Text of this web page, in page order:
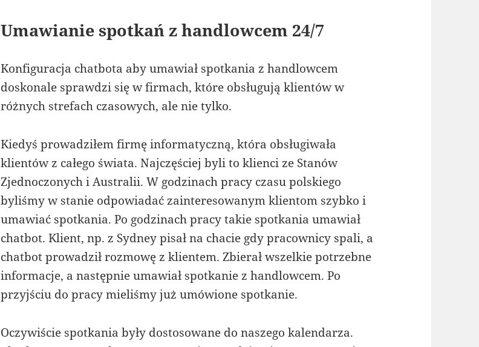
Umawianie spotkań z handlowcem 24/7
Konfiguracja chatbota aby umawiał spotkania z handlowcem
doskonale sprawdzi się w firmach, które obsługują klientów w
różnych strefach czasowych, ale nie tylko.
Kiedyś prowadziłem firmę informatyczną, która obsługiwała
klientów z całego świata. Najczęściej byli to klienci ze Stanów
Zjednoczonych i Australii. W godzinach pracy czasu polskiego
byliśmy w stanie odpowiadać zainteresowanym klientom szybko i
umawiać spotkania. Po godzinach pracy takie spotkania umawiał
chatbot. Klient, np. z Sydney pisał na chacie gdy pracownicy spali, a
chatbot prowadził rozmowę z klientem. Zbierał wszelkie potrzebne
informacje, a następnie umawiał spotkanie z handlowcem. Po
przyjściu do pracy mieliśmy już umówione spotkanie.
Oczywiście spotkania były dostosowane do naszego kalendarza.